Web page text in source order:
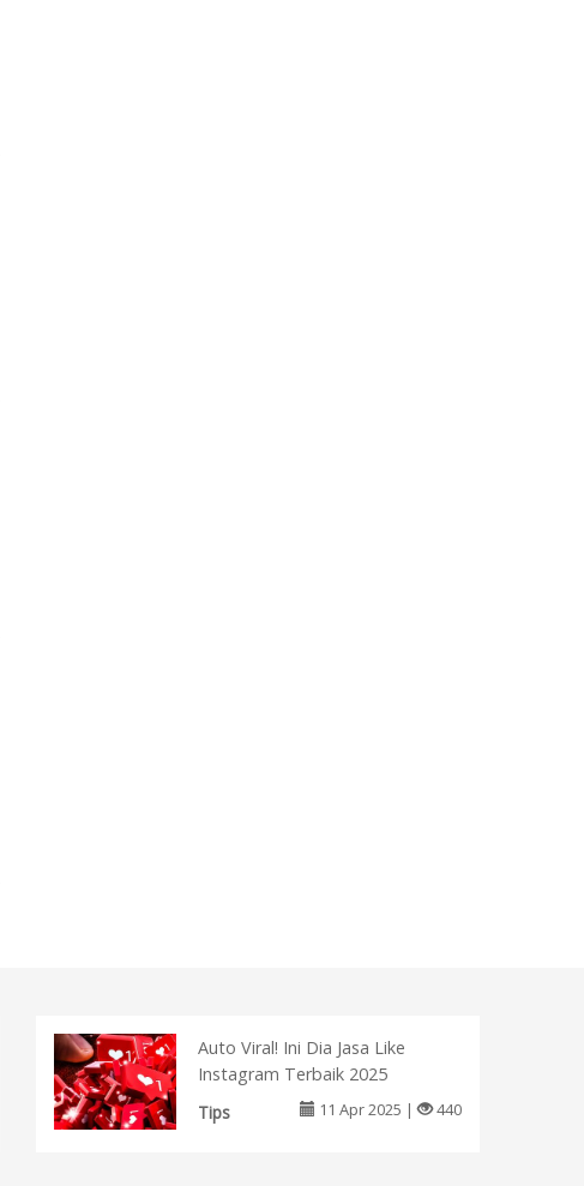
Auto Viral! Ini Dia Jasa Like
Instagram Terbaik 2025
Tips
11 Apr 2025 | 440